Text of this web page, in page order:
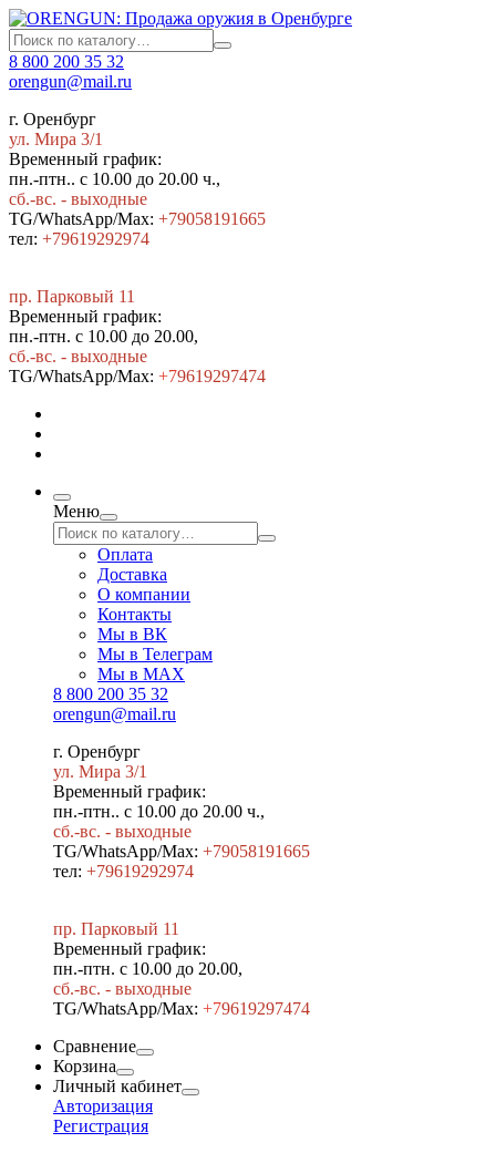
8 800 200 35 32
orengun@mail.ru
г. Оренбург
ул. Мира 3/1
Временный график:
пн.-птн.. с 10.00 до 20.00 ч.,
сб.-вс. - выходные
TG/WhatsApp/Max: +79058191665
тел: +79619292974
пр. Парковый 11
Временный график:
пн.-птн. с 10.00 до 20.00,
сб.-вс. - выходные
TG/WhatsApp/Max: +79619297474
Меню
Оплата
Доставка
О компании
Контакты
Мы в ВК
Мы в Телеграм
Мы в МAX
8 800 200 35 32
orengun@mail.ru
г. Оренбург
ул. Мира 3/1
Временный график:
пн.-птн.. с 10.00 до 20.00 ч.,
сб.-вс. - выходные
TG/WhatsApp/Max: +79058191665
тел: +79619292974
пр. Парковый 11
Временный график:
пн.-птн. с 10.00 до 20.00,
сб.-вс. - выходные
TG/WhatsApp/Max: +79619297474
Сравнение
Корзина
Личный кабинет
Авторизация
Регистрация